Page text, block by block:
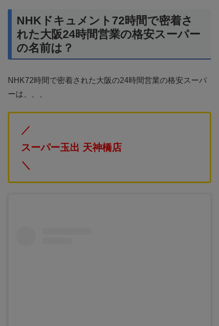
NHKドキュメント72時間で密着さ
れた大阪24時間営業の格安スーパー
の名前は？
NHK72時間で密着された大阪の24時間営業の格安スーパ
ーは、、、
／
スーパー玉出 天神橋店
＼